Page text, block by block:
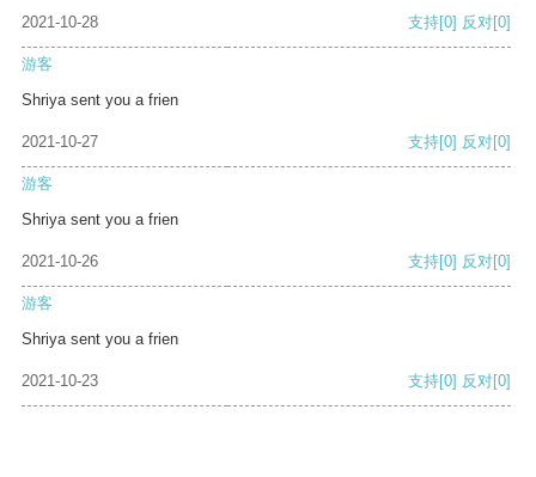
2021-10-28 支持[0] 反对[0]
游客
Shriya sent you a frien
2021-10-27 支持[0] 反对[0]
游客
Shriya sent you a frien
2021-10-26 支持[0] 反对[0]
游客
Shriya sent you a frien
2021-10-23 支持[0] 反对[0]